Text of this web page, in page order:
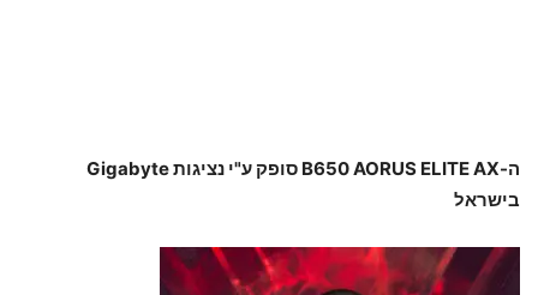
ה-B650 AORUS ELITE AX סופק ע"י נציגות Gigabyte
בישראל